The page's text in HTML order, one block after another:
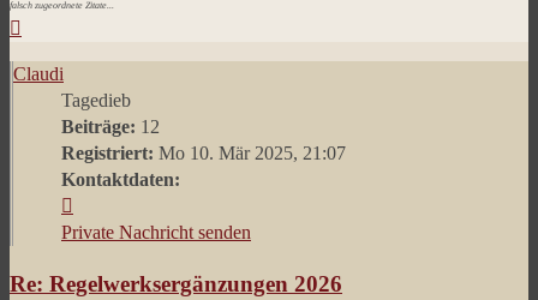
falsch zugeordnete Zitate...
Claudi
Tagedieb
Beiträge: 12
Registriert: Mo 10. Mär 2025, 21:07
Kontaktdaten:
von
Private Nachricht senden
Re: Regelwerksergänzungen 2026